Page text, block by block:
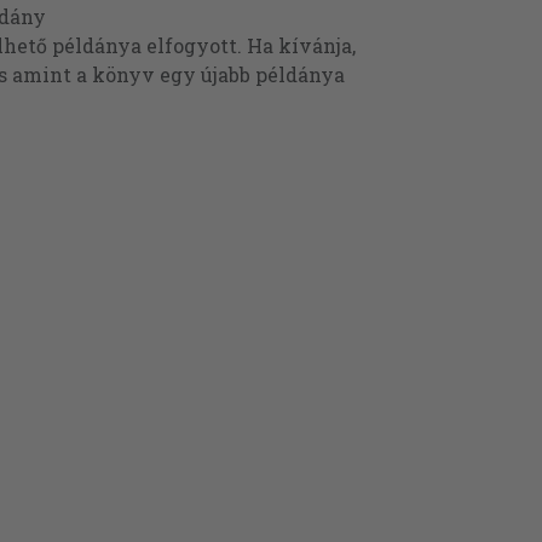
példánya elfogyott. Ha kívánja,
amint a könyv egy újabb példánya